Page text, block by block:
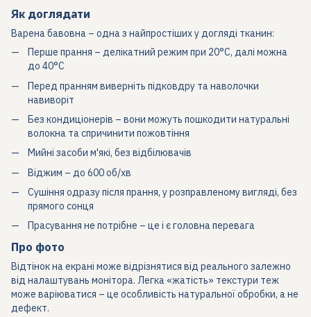
Як доглядати
Варена бавовна – одна з найпростіших у догляді тканин:
Перше прання – делікатний режим при 20°C, далі можна
до 40°C
Перед пранням виверніть підковдру та наволочки
навиворіт
Без кондиціонерів – вони можуть пошкодити натуральні
волокна та спричинити пожовтіння
Мийні засоби м'які, без відбілювачів
Віджим – до 600 об/хв
Сушіння одразу після прання, у розправленому вигляді, без
прямого сонця
Прасування не потрібне – це і є головна перевага
Про фото
Відтінок на екрані може відрізнятися від реального залежно
від налаштувань монітора. Легка «жатість» текстури теж
може варіюватися – це особливість натуральної обробки, а не
дефект.